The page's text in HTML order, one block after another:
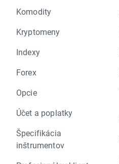
Komodity
Kryptomeny
Indexy
Forex
Opcie
Účet a poplatky
Špecifikácia
inštrumentov